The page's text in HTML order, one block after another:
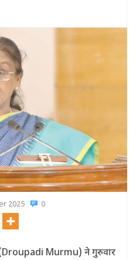
2025 0
(Droupadi Murmu) ने गुरुवार